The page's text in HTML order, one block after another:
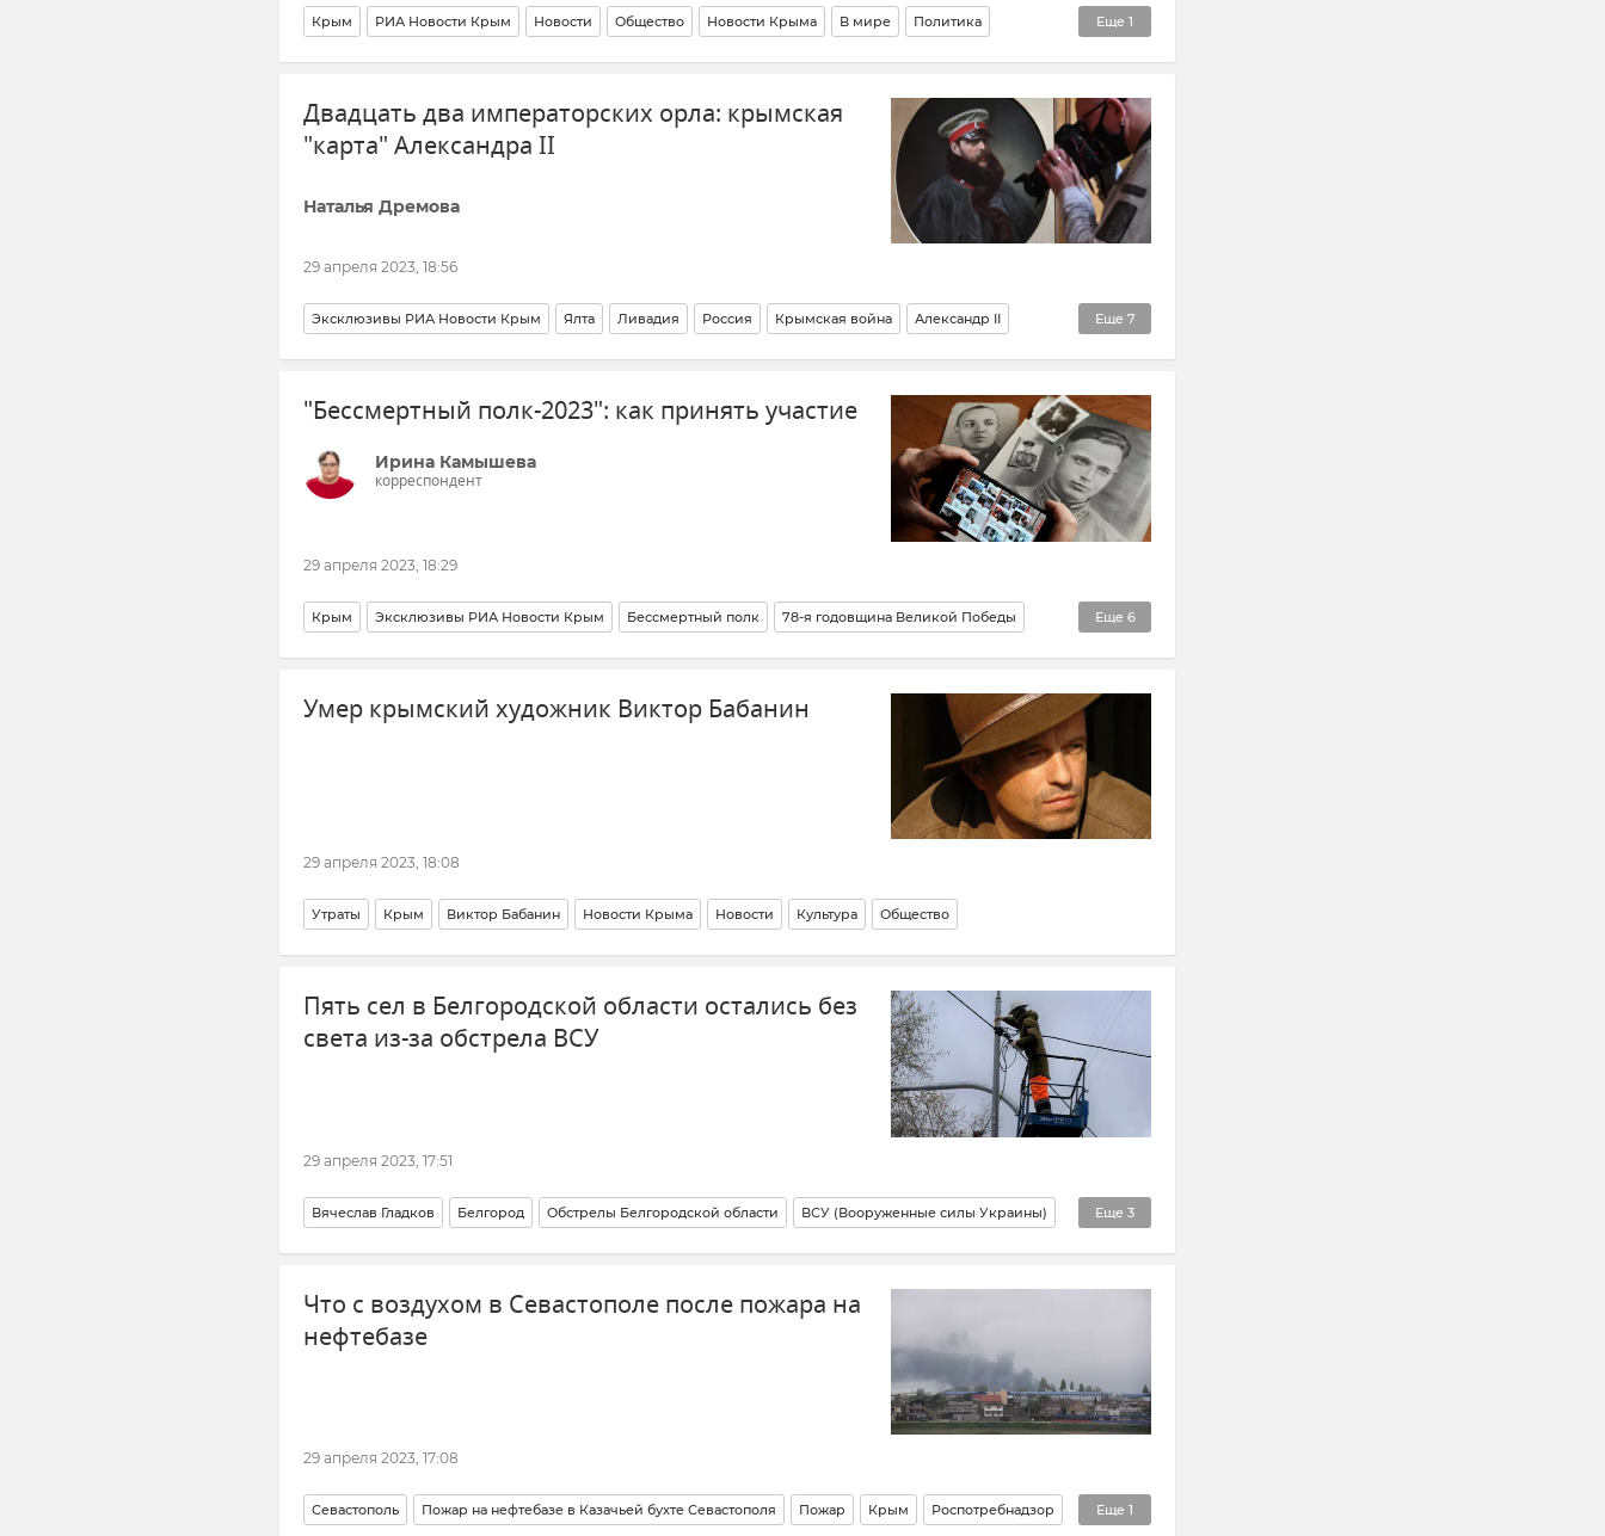
Еще 1
Крым РИА Новости Крым Новости Общество Новости Крыма В мире Политика
Экономика
Двадцать два императорских орла: крымская
"карта" Александра II
Наталья Дремова
29 апреля 2023, 18:56
Еще 7
Эксклюзивы РИА Новости Крым Ялта Ливадия Россия Крымская война Александр II
История Крым в истории: секреты, факты, фото Крым Севастополь Керчь
ЧФ РФ (Черноморский флот Российской Федерации) Черное море
"Бессмертный полк-2023": как принять участие
Ирина Камышева
корреспондент
29 апреля 2023, 18:29
Еще 6
Крым Эксклюзивы РИА Новости Крым Бессмертный полк 78-я годовщина Великой Победы
Общество Новости Крыма Праздники и памятные даты Великая Отечественная война
Крым в Великой Отечественной войне Патриотическое воспитание
Умер крымский художник Виктор Бабанин
29 апреля 2023, 18:08
Утраты Крым Виктор Бабанин Новости Крыма Новости Культура Общество
Пять сел в Белгородской области остались без
света из-за обстрела ВСУ
29 апреля 2023, 17:51
Еще 3
Вячеслав Гладков Белгород Обстрелы Белгородской области ВСУ (Вооруженные силы Украины)
Обстрелы ВСУ Происшествия Новости
Что с воздухом в Севастополе после пожара на
нефтебазе
29 апреля 2023, 17:08
Еще 1
Севастополь Пожар на нефтебазе в Казачьей бухте Севастополя Пожар Крым Роспотребнадзор